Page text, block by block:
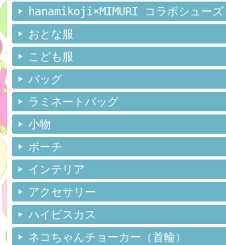
hanamikoji×MIMURI コラボシューズ
おとな服
こども服
バッグ
ラミネートバッグ
小物
ポーチ
インテリア
アクセサリー
ハイビスカス
ネコちゃんチョーカー（首輪）